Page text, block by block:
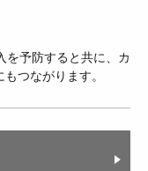
を予防すると共に、カ
つながります。